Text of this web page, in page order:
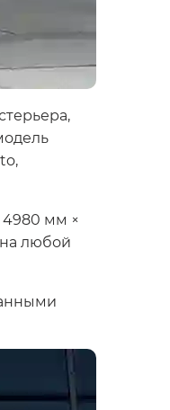
4980 мм ×
любой